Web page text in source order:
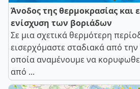
Άνοδος της θερμοκρασίας και
ενίσχυση των βοριάδων
Σε μια σχετικά θερμότερη
εισερχόμαστε σταδιακά από την
οποία αναμένουμε να
από ...